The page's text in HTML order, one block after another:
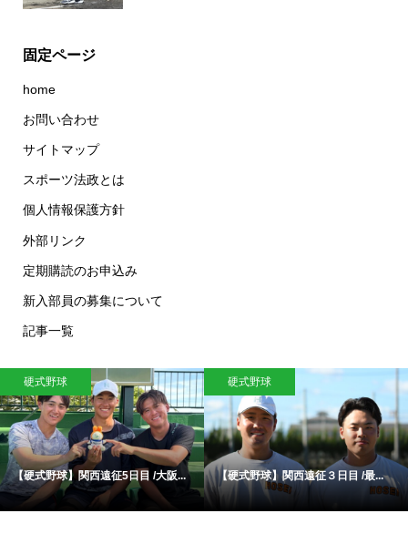
固定ページ
home
お問い合わせ
サイトマップ
スポーツ法政とは
個人情報保護方針
外部リンク
定期購読のお申込み
新入部員の募集について
記事一覧
硬式野球
【硬式野球】関西遠征5日目 /大阪...
硬式野球
【硬式野球】関西遠征３日目 /最...